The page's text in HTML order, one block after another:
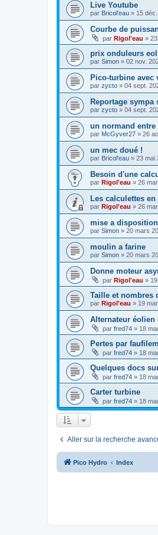
Live Youtube
par Bricol'eau » 15
Courbe de
par Rigol'eau »
prix onduleurs
par Simon » 02 nov.
Pico-turbine avec
par zycto » 04 sept.
Reportage
par zycto » 04 sept.
un normand entre
par McGyver27 » 26
un mec doué !
par Bricol'eau » 23 mai
Besoin d'une
par Rigol'eau » 26
Les calculettes
par Rigol'eau » 26
mise a
par Simon » 20 mars
moulin a farine
par Simon » 20 mars
Donne moteur
par Rigol'eau »
Taille et nombres
par Rigol'eau » 19
Alternateur éolien
par fred74 » 18
Pertes par
par fred74 » 18
Quelques docs
par fred74 » 18
Carter turbine
par fred74 » 18
Aller sur la recherche
Pico Hydro Index